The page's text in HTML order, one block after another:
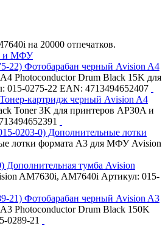
на 20000 отпечатков.
и МФУ
Фотобарабан черный Avision A4
Photoconductor Drum Black 15K для
0275-22 EAN: 4713494652407
Тонер-картридж черный Avision A4
Toner 3K для принтеров AP30A и
Дополнительные лотки
лотки формата А3 для МФУ Avision
Дополнительная тумба Avision
AM7630i, AM7640i Артикул: 015-
Фотобарабан черный Avision A3
Photoconductor Drum Black 150K
0289-21